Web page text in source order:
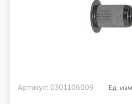
Артикул: 0301106009 Ед.